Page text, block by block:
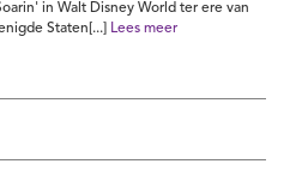
in Walt Disney World ter ere van
Staten[...]
Lees meer